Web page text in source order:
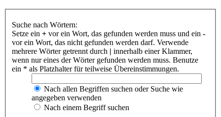
Suche nach Wörtern:
Setze ein + vor ein Wort, das gefunden werden muss und ein -
vor ein Wort, das nicht gefunden werden darf. Verwende
mehrere Wörter getrennt durch | innerhalb einer Klammer,
wenn nur eines der Wörter gefunden werden muss. Benutze
ein * als Platzhalter für teilweise Übereinstimmungen.
Nach allen Begriffen suchen oder Suche wie
angegeben verwenden
Nach einem Begriff suchen